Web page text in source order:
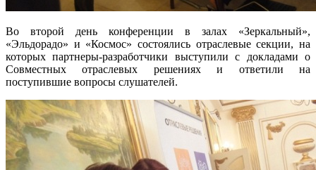
Во второй день конференции в залах «Зеркальный»,
«Эльдорадо» и «Космос» состоялись отраслевые секции, на
которых партнеры-разработчики выступили с докладами о
Совместных отраслевых решениях и ответили на
поступившие вопросы слушателей.